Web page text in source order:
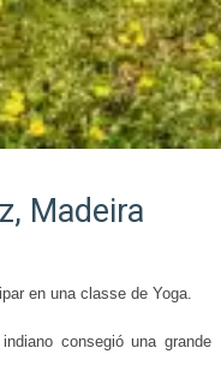
Madeira
en una classe de Yoga.
consegió una grande